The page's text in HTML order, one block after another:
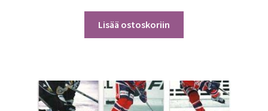
Lisää ostoskoriin